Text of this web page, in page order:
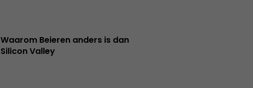
Waarom Beieren anders is dan
Silicon Valley